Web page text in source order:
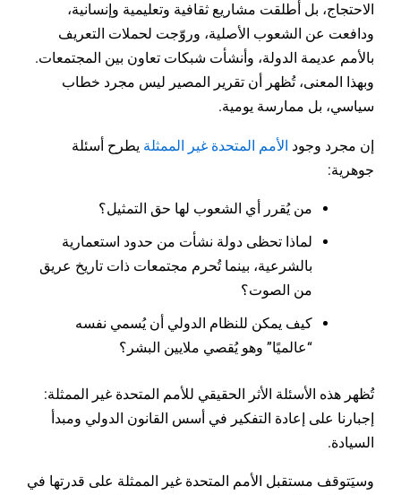
الاحتجاج، بل أطلقت مشاريع ثقافية وتعليمية وإنسانية،
ودافعت عن الشعوب الأصلية، وروّجت لحملات التعريف
بالأمم عديمة الدولة، وأنشأت شبكات تعاون بين المجتمعات.
وبهذا المعنى، تُظهر أن تقرير المصير ليس مجرد خطاب
سياسي، بل ممارسة يومية.
إن مجرد وجود الأمم المتحدة غير الممثلة يطرح أسئلة
جوهرية:
من يُقرر أي الشعوب لها حق التمثيل؟
لماذا تحظى دولة نشأت من حدود استعمارية
بالشرعية، بينما تُحرم مجتمعات ذات تاريخ عريق
من الصوت؟
كيف يمكن للنظام الدولي أن يُسمي نفسه
“عالميًا” وهو يُقصي ملايين البشر؟
تُظهر هذه الأسئلة الأثر الحقيقي للأمم المتحدة غير الممثلة:
إجبارنا على إعادة التفكير في أسس القانون الدولي ومبدأ
السيادة.
وسيَتوقف مستقبل الأمم المتحدة غير الممثلة على قدرتها في